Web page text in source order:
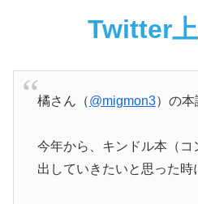
Twitter
橘さん（@migmon3）の本
今年から、キンドル本（コ
出していきたいと思った時